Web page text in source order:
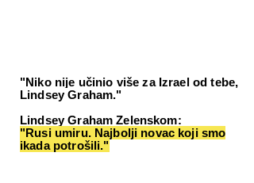
"Niko nije učinio više za Izrael od tebe,
Lindsey Graham."
Lindsey Graham Zelenskom:
"Rusi umiru. Najbolji novac koji smo
ikada potrošili."